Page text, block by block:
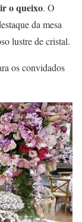
o queixo. O
da mesa
lustre de cristal.
os convidados